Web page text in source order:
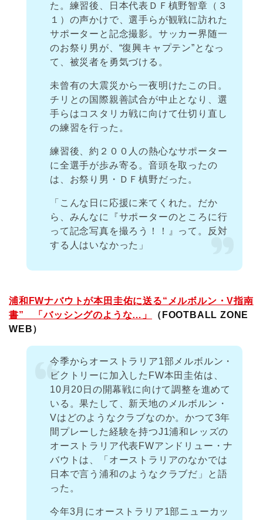
た。練習後、日本代表ＤＦ槙野智章（３
１）の声かけで、選手らが観戦に訪れた
サポーターと記念撮影。サッカー界随一
のお祭り男が、“復興キャプテン”となっ
て、被災者を勇気づける。
未曾有の大震災から一夜明けたこの日。
チリとの国際親善試合が中止となり、選
手らはコスタリカ戦に向けて仕切り直し
の練習を行った。
練習後、約２００人の熱心なサポーター
に全選手が歩み寄る。音頭を取ったの
は、お祭り男・ＤＦ槙野だった。
「こんな日に応援に来てくれた。だか
ら、みんなに『サポーターのところに行
って記念写真を撮ろう！！』って。反対
する人はいなかった」
浦和FWナバウトが本田圭佑に送る“メルボルン・V指南
書” 「バッシングのような…」
（FOOTBALL ZONE
WEB）
今季からオーストラリア1部メルボルン・
ビクトリーに加入したFW本田圭佑は、
10月20日の開幕戦に向けて調整を進めて
いる。果たして、新天地のメルボルン・
Vはどのようなクラブなのか。かつて3年
間プレーした経験を持つJ1浦和レッズの
オーストラリア代表FWアンドリュー・ナ
バウトは、「オーストラリアのなかでは
日本で言う浦和のようなクラブだ」と語
った。
今年3月にオーストラリア1部ニューカッ